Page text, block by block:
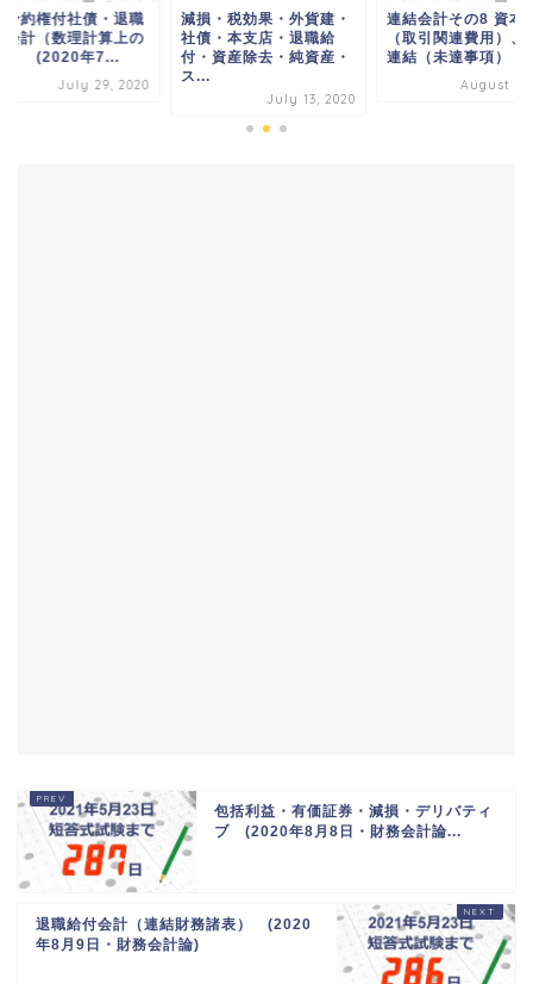
予約権付社債・退職
会計（数理計算上の
） (2020年7...
July 29, 2020
減損・税効果・外貨建・
社債・本支店・退職給
付・資産除去・純資産・
ス...
July 13, 2020
連結会計その8 資本
（取引関連費用）、
連結（未達事項）
August 3,
包括利益・有価証券・減損・デリバティ
ブ (2020年8月8日・財務会計論...
退職給付会計（連結財務諸表） (2020
年8月9日・財務会計論)